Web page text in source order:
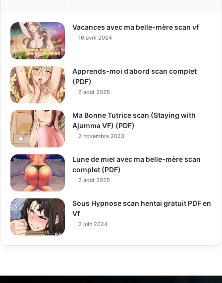
Vacances avec ma belle-mère scan vf
16 avril 2024
Apprends-moi d’abord scan complet
(PDF)
6 août 2025
Ma Bonne Tutrice scan (Staying with
Ajumma VF) (PDF)
2 novembre 2023
Lune de miel avec ma belle-mère scan
complet (PDF)
2 août 2025
Sous Hypnose scan hentai gratuit PDF en
Vf
2 juin 2024